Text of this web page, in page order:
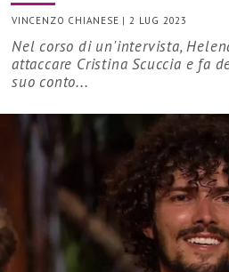
VINCENZO CHIANESE | 2 LUG 2023
Nel corso di un'intervista,
attaccare Cristina Scuccia e fa
suo conto...